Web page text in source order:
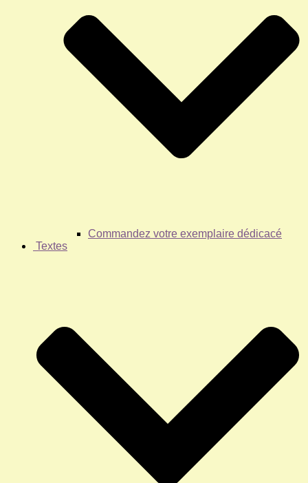
Commandez votre exemplaire dédicacé
Textes